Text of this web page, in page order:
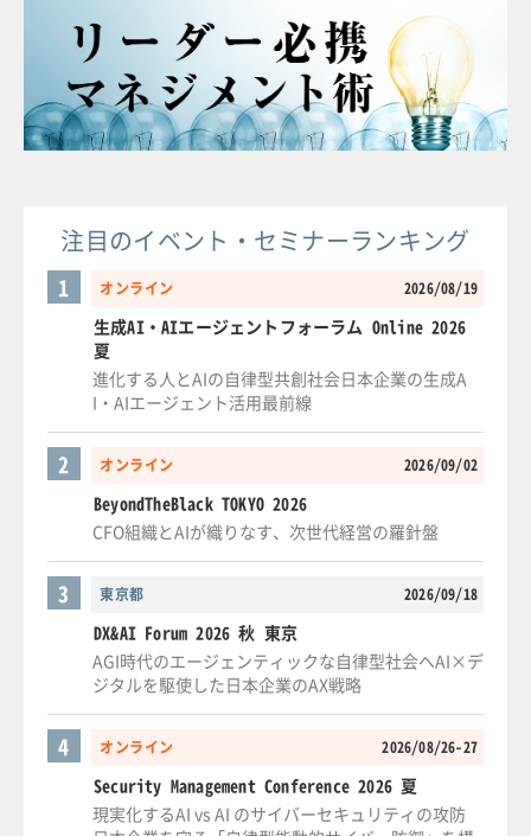
注目のイベント・セミナーランキング
オンライン 2026/08/19
1
生成AI・AIエージェントフォーラム Online 2026
夏
進化する人とAIの自律型共創社会日本企業の生成A
I・AIエージェント活用最前線
オンライン 2026/09/02
2
BeyondTheBlack TOKYO 2026
CFO組織とAIが織りなす、次世代経営の羅針盤
東京都 2026/09/18
3
DX&AI Forum 2026 秋 東京
AGI時代のエージェンティックな自律型社会へAI×デ
ジタルを駆使した日本企業のAX戦略
オンライン 2026/08/26-27
4
Security Management Conference 2026 夏
現実化するAI vs AI のサイバーセキュリティの攻防